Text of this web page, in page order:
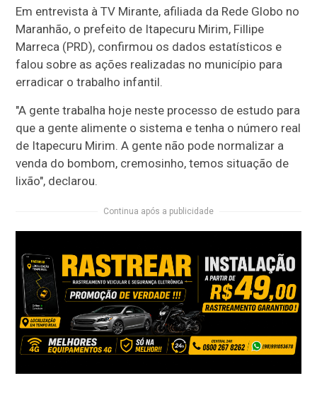
Em entrevista à TV Mirante, afiliada da Rede Globo no
Maranhão, o prefeito de Itapecuru Mirim, Fillipe
Marreca (PRD), confirmou os dados estatísticos e
falou sobre as ações realizadas no município para
erradicar o trabalho infantil.
"A gente trabalha hoje neste processo de estudo para
que a gente alimente o sistema e tenha o número real
de Itapecuru Mirim. A gente não pode normalizar a
venda do bombom, cremosinho, temos situação de
lixão", declarou.
Continua após a publicidade